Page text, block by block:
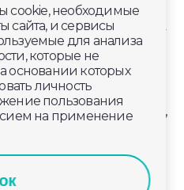
прогнозирует
в виде мокрого
гололедица.
ночью 4 – 9 м/с,
воздуха ночью -5…0 °С,
в апреле мокро,
cookie, необходимые
сайта, и сервисы
для анализа
которые не
основании которых
личность
пользования
на применение